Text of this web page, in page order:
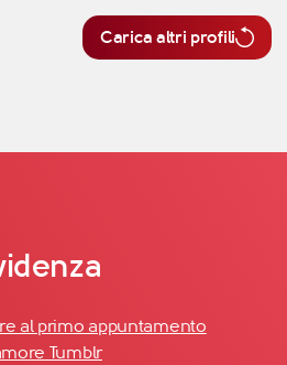
Carica altri profili
al primo appuntamento
Tumblr